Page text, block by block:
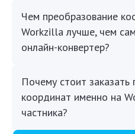
Чем преобразование
Workzilla лучше, чем
онлайн-конвертер?
Почему стоит заказать
координат именно на
частника?